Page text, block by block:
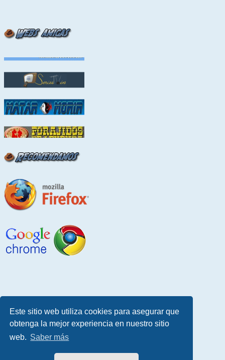
Este sitio web utiliza cookies para asegurar que
obtenga la mejor experiencia en nuestro sitio
web. Saber más